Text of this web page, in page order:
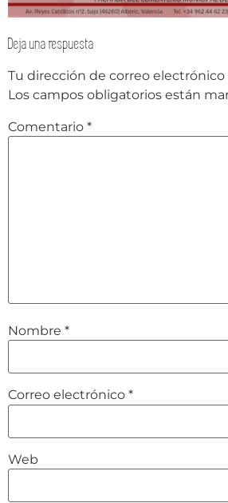
Deja una respuesta
Tu dirección de correo electrónico
Los campos obligatorios están
Comentario *
Nombre *
Correo electrónico *
Web